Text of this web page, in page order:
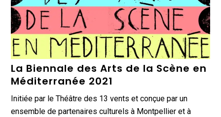
La Biennale des Arts de la Scène en
Méditerranée 2021
Initiée par le Théâtre des 13 vents et conçue par un
ensemble de partenaires culturels à Montpellier et à